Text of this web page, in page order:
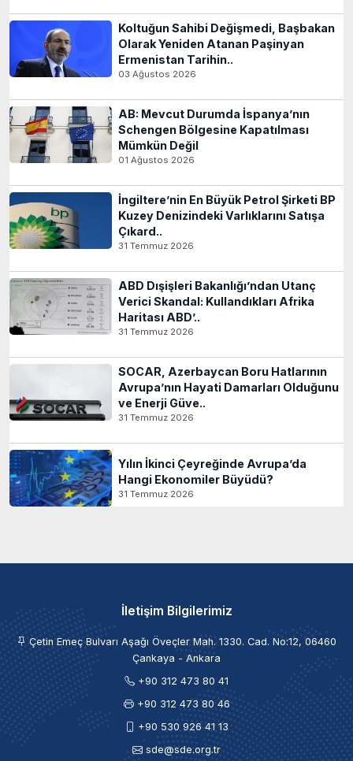
Koltuğun Sahibi Değişmedi, Başbakan
Olarak Yeniden Atanan Paşinyan
Ermenistan Tarihin..
03 Ağustos 2026
AB: Mevcut Durumda İspanya’nın
Schengen Bölgesine Kapatılması
Mümkün Değil
01 Ağustos 2026
İngiltere’nin En Büyük Petrol Şirketi BP
Kuzey Denizindeki Varlıklarını Satışa
Çıkard..
31 Temmuz 2026
ABD Dışişleri Bakanlığı’ndan Utanç
Verici Skandal: Kullandıkları Afrika
Haritası ABD’..
31 Temmuz 2026
SOCAR, Azerbaycan Boru Hatlarının
Avrupa’nın Hayati Damarları Olduğunu
ve Enerji Güve..
31 Temmuz 2026
Yılın İkinci Çeyreğinde Avrupa’da
Hangi Ekonomiler Büyüdü?
31 Temmuz 2026
İletişim Bilgilerimiz
Çetin Emeç Bulvarı Aşağı Öveçler Mah. 1330. Cad. No:12, 06460
Çankaya - Ankara
+90 312 473 80 41
+90 312 473 80 46
+90 530 926 41 13
sde@sde.org.tr